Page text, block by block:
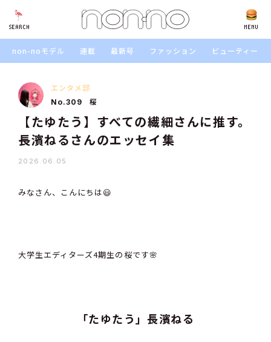
SEARCH MENU
SEARCH
non-noモデル 連載 最新号 ファッション ビューティー
エンタメ部
No.309 桜
【たゆたう】すべての繊細さんに推す。
長濱ねるさんのエッセイ集
2026.06.05
みなさん、こんにちは😃
大学生エディターズ4期生の桜です🌸
「たゆたう」長濱ねる